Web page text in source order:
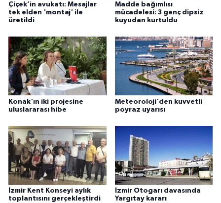
Çiçek’in avukatı: Mesajlar
tek elden 'montaj' ile
üretildi
Madde bağımlısı
mücadelesi: 3 genç dipsiz
kuyudan kurtuldu
Konak'ın iki projesine
uluslararası hibe
Meteoroloji'den kuvvetli
poyraz uyarısı
İzmir Kent Konseyi aylık
toplantısını gerçekleştirdi
İzmir Otogarı davasında
Yargıtay kararı